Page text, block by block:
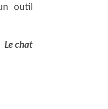
outil
Le chat